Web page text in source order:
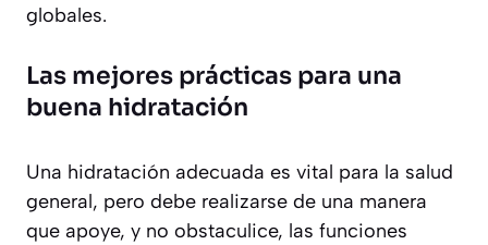
globales.
Las mejores prácticas para una
buena hidratación
Una hidratación adecuada es vital para la salud
general, pero debe realizarse de una manera
que apoye, y no obstaculice, las funciones